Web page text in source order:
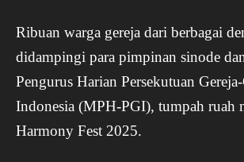
Ribuan warga gereja dari berbagai
didampingi para pimpinan sinode
Pengurus Harian Persekutuan
Indonesia (MPH-PGI), tumpah ruah
Harmony Fest 2025.